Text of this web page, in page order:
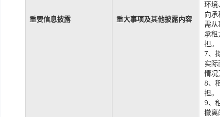
重要信息披露 重大事项及其他披露内容
环境
向承
需从
承租
担。
7、
实际
情况
8、
担。
9、
撤离